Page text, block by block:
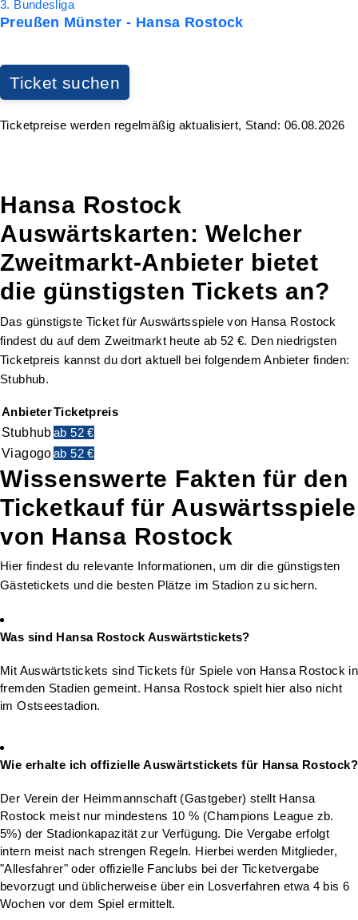
3. Bundesliga
Preußen Münster - Hansa Rostock
Ticket suchen
Ticketpreise werden regelmäßig aktualisiert, Stand: 06.08.2026
Hansa Rostock
Auswärtskarten: Welcher
Zweitmarkt-Anbieter bietet
die günstigsten Tickets an?
Das günstigste Ticket für Auswärtsspiele von Hansa Rostock
findest du auf dem Zweitmarkt heute ab 52 €. Den niedrigsten
Ticketpreis kannst du dort aktuell bei folgendem Anbieter finden:
Stubhub.
AnbieterTicketpreis
Stubhubab 52 €
Viagogoab 52 €
Wissenswerte Fakten für den
Ticketkauf für Auswärtsspiele
von Hansa Rostock
Hier findest du relevante Informationen, um dir die günstigsten
Gästetickets und die besten Plätze im Stadion zu sichern.
Was sind Hansa Rostock Auswärtstickets?
Mit Auswärtstickets sind Tickets für Spiele von Hansa Rostock in
fremden Stadien gemeint. Hansa Rostock spielt hier also nicht
im Ostseestadion.
Wie erhalte ich offizielle Auswärtstickets für Hansa Rostock?
Der Verein der Heimmannschaft (Gastgeber) stellt Hansa
Rostock meist nur mindestens 10 % (Champions League zb.
5%) der Stadionkapazität zur Verfügung. Die Vergabe erfolgt
intern meist nach strengen Regeln. Hierbei werden Mitglieder,
"Allesfahrer" oder offizielle Fanclubs bei der Ticketvergabe
bevorzugt und üblicherweise über ein Losverfahren etwa 4 bis 6
Wochen vor dem Spiel ermittelt.